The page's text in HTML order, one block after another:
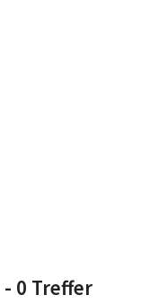
- 0 Treffer